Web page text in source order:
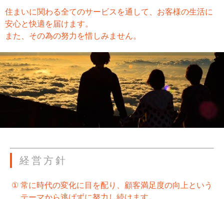
住まいに関わる全てのサービスを通して、お客様の生活に
安心と快適を届けます。
また、その為の努力を惜しみません。
経営方針
① 常に時代の変化に目を配り、顧客満足度の向上という
テーマから逃げずに努力し続けます。